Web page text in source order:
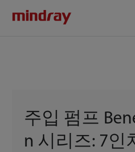
주입 펌프
n 시리즈: 7인